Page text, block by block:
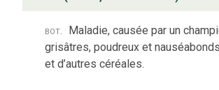
bot. Maladie, causée par un
grisâtres, poudreux et
et d’autres céréales.